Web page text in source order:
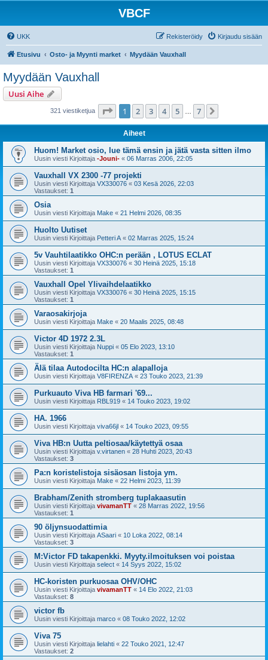
VBCF
UKK Kirjaudu sisään
Rekisteröidy
Etusivu Osto- ja Myynti market Myydään Vauxhall
Myydään Vauxhall
Uusi Aihe
321 viestiketjua Sivu /7
1 2 3 4 5 7
Aiheet
Huom! Market osio, lue tämä ensin ja jätä vasta sitten ilmo
Uusin viesti Kirjoittaja -Jouni- « 06 Marras 2006, 22:05
Vauxhall VX 2300 -77 projekti
Uusin viesti Kirjoittaja VX330076 « 03 Kesä 2026, 22:03
Vastaukset: 1
Osia
Uusin viesti Kirjoittaja Make « 21 Helmi 2026, 08:35
Huolto Uutiset
Uusin viesti Kirjoittaja Petteri A « 02 Marras 2025, 15:24
5v Vauhtilaatikko OHC:n perään , LOTUS ECLAT
Uusin viesti Kirjoittaja VX330076 « 30 Heinä 2025, 15:18
Vastaukset: 1
Vauxhall Opel Ylivaihdelaatikko
Uusin viesti Kirjoittaja VX330076 « 30 Heinä 2025, 15:15
Vastaukset: 1
Varaosakirjoja
Uusin viesti Kirjoittaja Make « 20 Maalis 2025, 08:48
Victor 4D 1972 2.3L
Uusin viesti Kirjoittaja Nuppi « 05 Elo 2023, 13:10
Vastaukset: 1
Älä tilaa Autodocilta HC:n alapalloja
Uusin viesti Kirjoittaja V8FIRENZA « 23 Touko 2023, 21:39
Purkuauto Viva HB farmari '69...
Uusin viesti Kirjoittaja RBL919 « 14 Touko 2023, 19:02
HA. 1966
Uusin viesti Kirjoittaja viva66jl « 14 Touko 2023, 09:55
Viva HB:n Uutta peltiosaa/käytettyä osaa
Uusin viesti Kirjoittaja v.virtanen « 28 Huhti 2023, 20:43
Vastaukset: 3
Pa:n koristelistoja sisäosan listoja ym.
Uusin viesti Kirjoittaja Make « 22 Helmi 2023, 11:39
Brabham/Zenith stromberg tuplakaasutin
Uusin viesti Kirjoittaja vivamanTT « 28 Marras 2022, 19:56
Vastaukset: 1
90 öljynsuodattimia
Uusin viesti Kirjoittaja ASaari « 10 Loka 2022, 08:14
Vastaukset: 3
M:Victor FD takapenkki. Myyty.ilmoituksen voi poistaa
Uusin viesti Kirjoittaja select « 14 Syys 2022, 15:02
HC-koristen purkuosaa OHV/OHC
Uusin viesti Kirjoittaja vivamanTT « 14 Elo 2022, 21:03
Vastaukset: 8
victor fb
Uusin viesti Kirjoittaja marco « 08 Touko 2022, 12:02
Viva 75
Uusin viesti Kirjoittaja lielahti « 22 Touko 2021, 12:47
Vastaukset: 2